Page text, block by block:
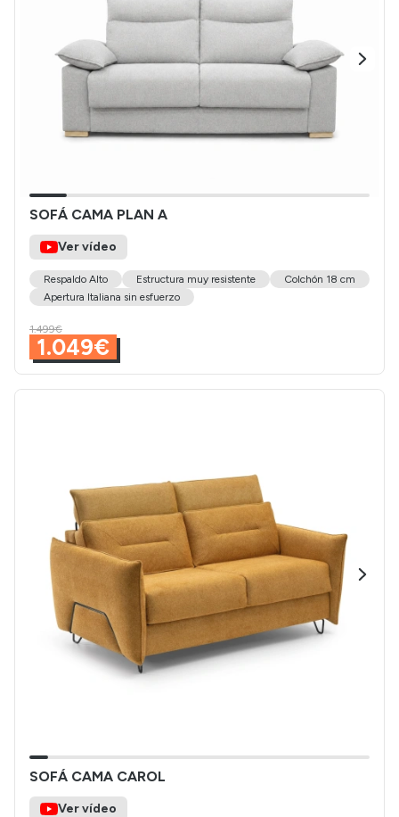
SOFÁ CAMA PLAN A
Ver vídeo
Respaldo Alto Estructura muy resistente
Colchón 18 cm
Apertura Italiana sin esfuerzo
1.499€
1.049€
SOFÁ CAMA CAROL
Ver vídeo